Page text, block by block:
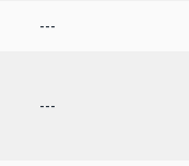
---
---